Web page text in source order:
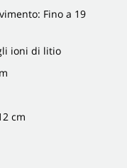
Fino a 19
ioni di litio
cm